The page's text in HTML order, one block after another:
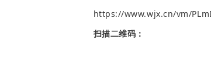
https://www.wjx.cn/vm/
扫描二维码：